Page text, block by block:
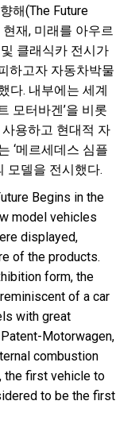
해(The Future
재, 미래를 아우르
클래식카 전시가
하고자 자동차박물
다. 내부에는 세계
모터바겐’을 비롯
사용하고 현대적 자
‘메르세데스 심플
모델을 전시했다.
Begins in the
model vehicles
displayed,
of the products.
form, the
of a car
with great
Motorwagen,
combustion
the first vehicle to
to be the first